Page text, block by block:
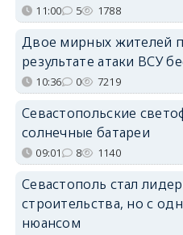
11:00 5 1788
Двое мирных жителей
результате атаки ВСУ
10:36 0 7219
Севастопольские
солнечные батареи
09:01 8 1140
Севастополь стал
строительства, но с
нюансом